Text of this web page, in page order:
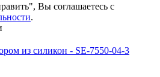
Вы соглашаетесь с
.
из силикон - SE-7550-04-3